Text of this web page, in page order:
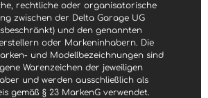
rechtliche oder organisatorische
zwischen der Delta Garage UG
und den genannten
oder Markeninhabern. Die
und Modellbezeichnungen sind
Warenzeichen der jeweiligen
und werden ausschließlich als
gemäß § 23 MarkenG verwendet.